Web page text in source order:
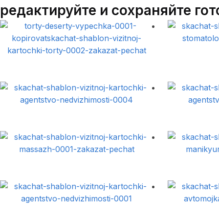
редактируйте и сохраняйте